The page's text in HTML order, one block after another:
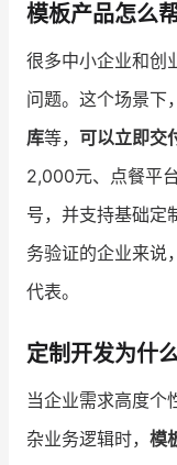
模板产品怎么
很多中小企业和创
问题。这个场景下，
库等， 可以立即交
2,000元、点餐平
号，并支持基础定
务验证的企业来说
代表。
定制开发为什
当企业需求高度个
杂业务逻辑时， 模